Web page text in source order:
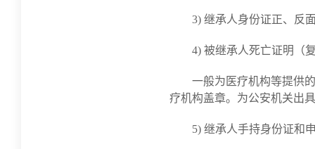
3) 继承人身份证正、反
4) 被继承人死亡证明（
一般为医疗机构等提供
疗机构盖章。为公安机关出
5) 继承人手持身份证和